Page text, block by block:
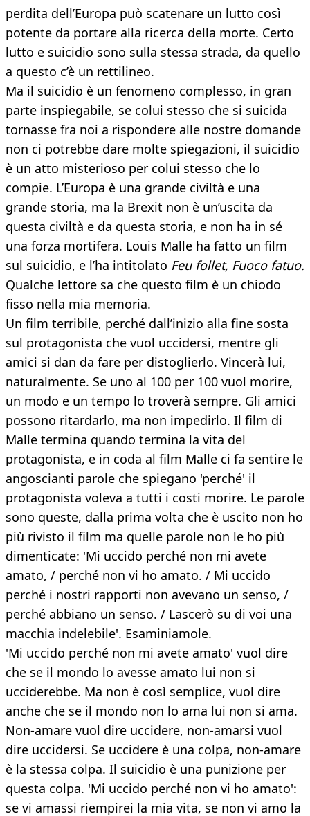
perdita dell’Europa può scatenare un lutto così
potente da portare alla ricerca della morte. Certo
lutto e suicidio sono sulla stessa strada, da quello
a questo c’è un rettilineo.
Ma il suicidio è un fenomeno complesso, in gran
parte inspiegabile, se colui stesso che si suicida
tornasse fra noi a rispondere alle nostre domande
non ci potrebbe dare molte spiegazioni, il suicidio
è un atto misterioso per colui stesso che lo
compie. L’Europa è una grande civiltà e una
grande storia, ma la Brexit non è un’uscita da
questa civiltà e da questa storia, e non ha in sé
una forza mortifera. Louis Malle ha fatto un film
sul suicidio, e l’ha intitolato Feu follet, Fuoco fatuo.
Qualche lettore sa che questo film è un chiodo
fisso nella mia memoria.
Un film terribile, perché dall’inizio alla fine sosta
sul protagonista che vuol uccidersi, mentre gli
amici si dan da fare per distoglierlo. Vincerà lui,
naturalmente. Se uno al 100 per 100 vuol morire,
un modo e un tempo lo troverà sempre. Gli amici
possono ritardarlo, ma non impedirlo. Il film di
Malle termina quando termina la vita del
protagonista, e in coda al film Malle ci fa sentire le
angoscianti parole che spiegano 'perché' il
protagonista voleva a tutti i costi morire. Le parole
sono queste, dalla prima volta che è uscito non ho
più rivisto il film ma quelle parole non le ho più
dimenticate: 'Mi uccido perché non mi avete
amato, / perché non vi ho amato. / Mi uccido
perché i nostri rapporti non avevano un senso, /
perché abbiano un senso. / Lascerò su di voi una
macchia indelebile'. Esaminiamole.
'Mi uccido perché non mi avete amato' vuol dire
che se il mondo lo avesse amato lui non si
ucciderebbe. Ma non è così semplice, vuol dire
anche che se il mondo non lo ama lui non si ama.
Non-amare vuol dire uccidere, non-amarsi vuol
dire uccidersi. Se uccidere è una colpa, non-amare
è la stessa colpa. Il suicidio è una punizione per
questa colpa. 'Mi uccido perché non vi ho amato':
se vi amassi riempirei la mia vita, se non vi amo la